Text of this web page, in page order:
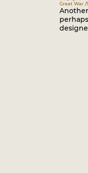
Great War /